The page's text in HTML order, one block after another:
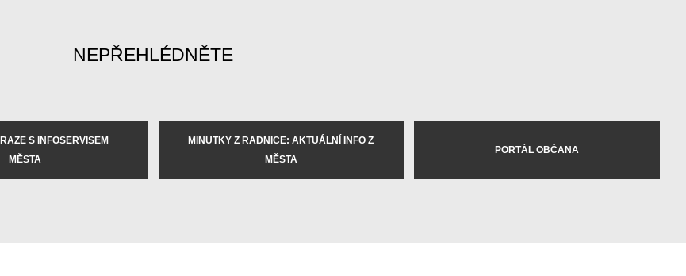
NEPŘEHLÉDNĚTE
S INFOSERVISEM
MĚSTA
MINUTKY Z RADNICE: AKTUÁLNÍ INFO Z
MĚSTA
PORTÁL OBČANA